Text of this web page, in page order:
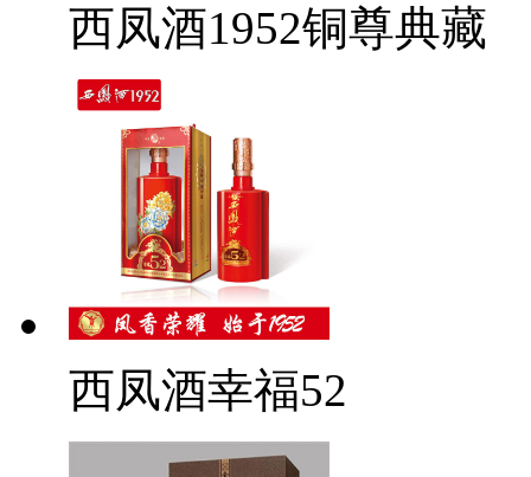
西凤酒1952铜尊典藏
西凤酒幸福52